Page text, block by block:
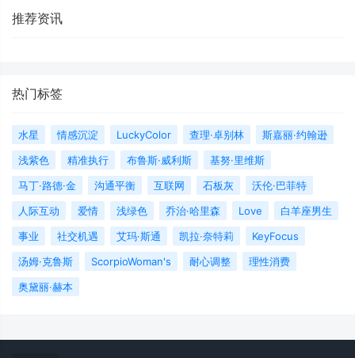
推荐资讯
热门标签
水星 情感沉淀 LuckyColor 查理·卓别林
斯嘉丽·约翰逊
浅紫色
精准执行 布鲁斯·威利斯
基努·里维斯
马丁·路德·金
沟通平衡 互联网 石板灰
沃伦·巴菲特
人际互动
爱情 浅绿色 乔治·哈里森 Love
白羊座男生
事业
社交机遇 艾玛·斯通 凯拉·奈特莉
KeyFocus
汤姆·克鲁斯
ScorpioWoman's 耐心调整
理性消费
奥黛丽·赫本